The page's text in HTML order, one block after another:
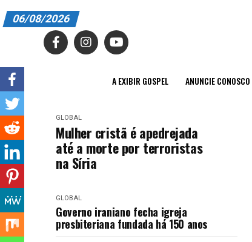
A EXIBIR GOSPEL
EDITORIAL
EXPEDIENTE
FINALIZAR COMPRA
06/08/2026
A EXIBIR GOSPEL ANUNCIE CONOSCO
GLOBAL
Mulher cristã é apedrejada
até a morte por terroristas
na Síria
GLOBAL
Governo iraniano fecha igreja
presbiteriana fundada há 150 anos